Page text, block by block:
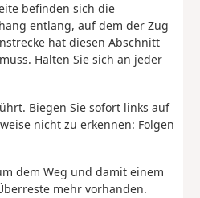
befinden sich die
entlang, auf dem der Zug
hat diesen Abschnitt
Halten Sie sich an jeder
Biegen Sie sofort links auf
nicht zu erkennen: Folgen
dem Weg und damit einem
mehr vorhanden.